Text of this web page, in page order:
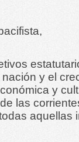
y el
y
las
aquellas